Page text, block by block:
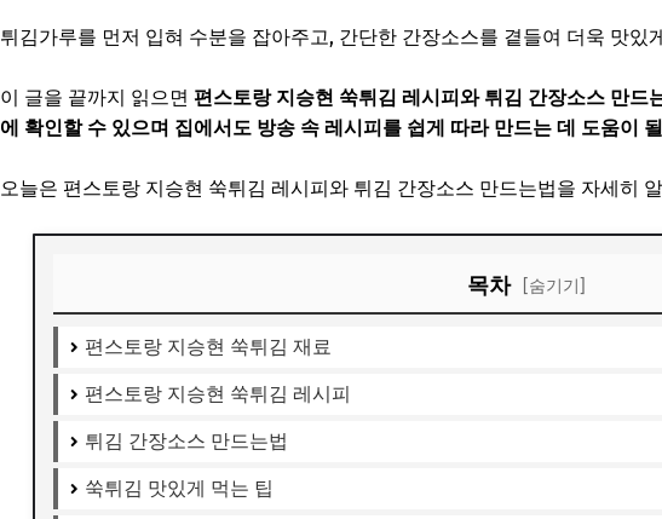
튀김가루를 먼저 입혀 수분을 잡아주고, 간단한 간장소스를 곁들여 더욱 맛있
이 글을 끝까지 읽으면 편스토랑 지승현 쑥튀김 레시피와 튀김 간장소스 만드
에 확인할 수 있으며 집에서도 방송 속 레시피를 쉽게 따라 만드는 데 도움이
오늘은 편스토랑 지승현 쑥튀김 레시피와 튀김 간장소스 만드는법을 자세히
목차 [숨기기]
편스토랑 지승현 쑥튀김 재료
편스토랑 지승현 쑥튀김 레시피
튀김 간장소스 만드는법
쑥튀김 맛있게 먹는 팁